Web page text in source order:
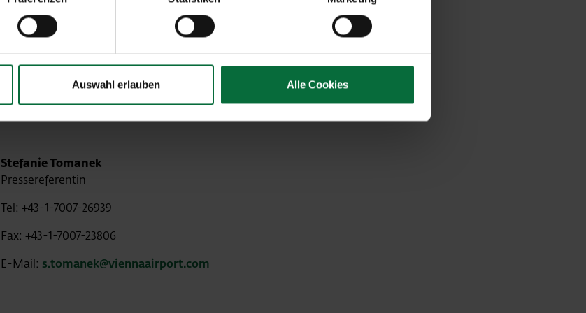
Auswahl erlauben Alle Cookies
Pressereferent
E-Mail:c.schleinzer@viennaairport.com
Stefanie Tomanek
Pressereferentin
Tel: +43-1-7007-26939
Fax: +43-1-7007-23806
E-Mail: s.tomanek@viennaairport.com